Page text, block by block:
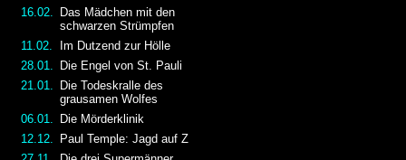
16.02.
Das Mädchen mit den
schwarzen Strümpfen
11.02.
Im Dutzend zur Hölle
28.01.
Die Engel von St. Pauli
21.01.
Die Todeskralle des
grausamen Wolfes
06.01.
Die Mörderklinik
12.12.
Paul Temple: Jagd auf Z